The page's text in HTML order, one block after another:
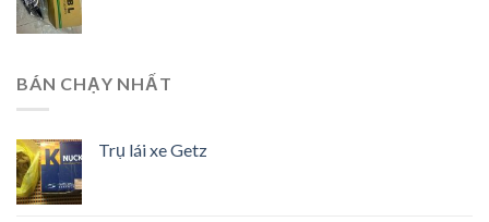
BÁN CHẠY NHẤT
Trụ lái xe Getz